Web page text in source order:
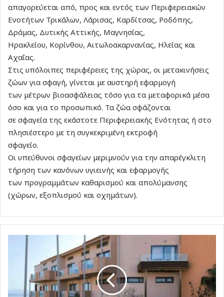
απαγορεύεται από, προς και εντός των Περιφερειακών
Ενοτήτων Τρικάλων, Λάρισας, Καρδίτσας, Ροδόπης,
Δράμας, Δυτικής Αττικής, Μαγνησίας,
Ηρακλείου, Κορίνθου, Αιτωλοακαρνανίας, Ηλείας και
Αχαΐας.
Στις υπόλοιπες περιφέρειες της χώρας, οι μετακινήσεις
ζώων για σφαγή, γίνεται με αυστηρή εφαρμογή
των μέτρων βιοασφάλειας τόσο για τα μεταφορικά μέσα
όσο και για το προσωπικό. Τα ζώα σφάζονται
σε σφαγεία της εκάστοτε Περιφερειακής Ενότητας ή στο
πλησιέστερο με τη συγκεκριμένη εκτροφή
σφαγείο.
Οι υπεύθυνοι σφαγείων μεριμνούν για την απαρέγκλιτη
τήρηση των κανόνων υγιεινής και εφαρμογής
των προγραμμάτων καθαρισμού και απολύμανσης
(χώρων, εξοπλισμού και οχημάτων).
μεγάλα
ξενοδοχεία
σε